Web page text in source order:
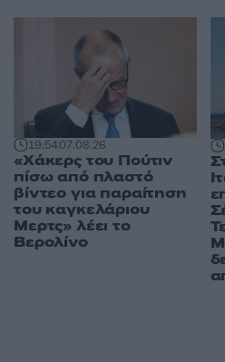
19:5407.08.26
«Χάκερς του Πούτιν
πίσω από πλαστό
βίντεο για παραίτηση
του καγκελάριου
Μερτς» λέει το
Βερολίνο